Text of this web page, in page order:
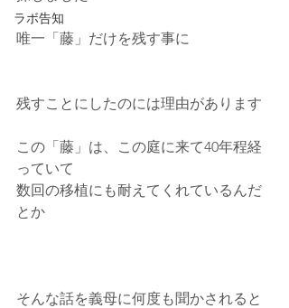
ラボ告知
唯一「藤」だけを残す事に
残すことにしたのには理由があります
この「藤」は、この庭に来て40年程経
っていて
数回の移植にも耐えてくれているんだ
とか
そんな話を義母に何度も聞かされると